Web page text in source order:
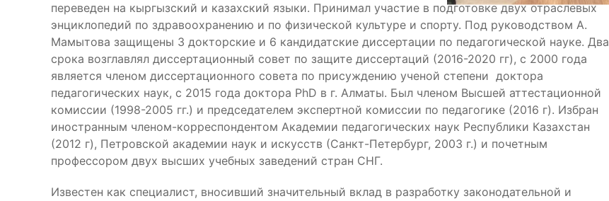
переведен на кыргызский и казахский языки. Принимал участие в подготовке двух отраслевых
энциклопедий по здравоохранению и по физической культуре и спорту. Под руководством А.
Мамытова защищены 3 докторские и 6 кандидатские диссертации по педагогической науке. Два
срока возглавлял диссертационный совет по защите диссертаций (2016-2020 гг), с 2000 года
является членом диссертационного совета по присуждению ученой степени доктора
педагогических наук, с 2015 года доктора PhD в г. Алматы. Был членом Высшей аттестационной
комиссии (1998-2005 гг.) и председателем экспертной комиссии по педагогике (2016 г). Избран
иностранным членом-корреспондентом Академии педагогических наук Республики Казахстан
(2012 г), Петровской академии наук и искусств (Санкт-Петербург, 2003 г.) и почетным
профессором двух высших учебных заведений стран СНГ.
Известен как специалист, вносивший значительный вклад в разработку законодательной и